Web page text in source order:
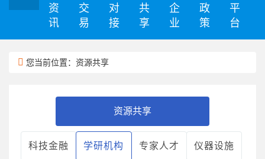
资
讯
交
易
对
接
共
享
企
业
政
策
平
台
您当前位置：资源共享
资源共享
科技金融 学研机构 专家人才 仪器设施